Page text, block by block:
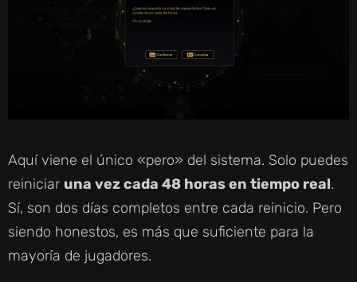
Aquí viene el único «pero» del sistema. Solo puedes
reiniciar una vez cada 48 horas en tiempo real.
Sí, son dos días completos entre cada reinicio. Pero
siendo honestos, es más que suficiente para la
mayoría de jugadores.